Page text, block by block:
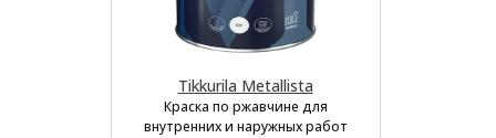
Tikkurila Metallista
Краска по ржавчине для
внутренних и наружных работ